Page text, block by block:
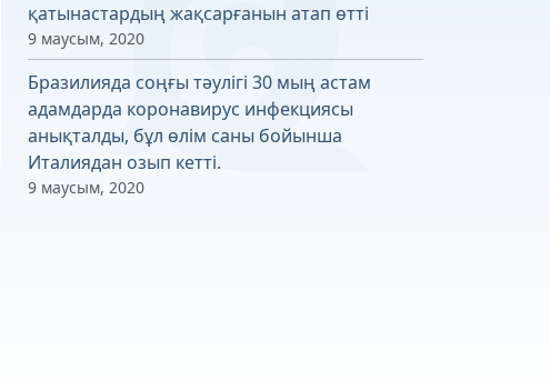
қатынастардың жақсарғанын атап өтті
9 маусым, 2020
Бразилияда соңғы тәулігі 30 мың астам
адамдарда коронавирус инфекциясы
анықталды, бұл өлім саны бойынша
Италиядан озып кетті.
9 маусым, 2020